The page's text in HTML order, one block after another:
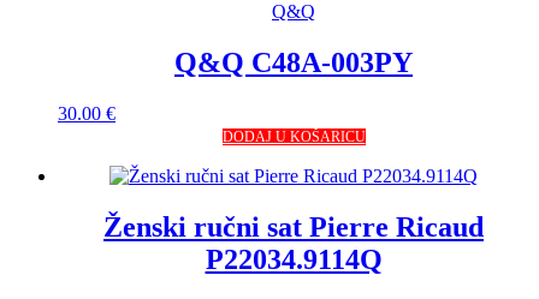
Q&Q
Q&Q C48A-003PY
30.00 €
DODAJ U KOŠARICU
Ženski ručni sat Pierre Ricaud
P22034.9114Q